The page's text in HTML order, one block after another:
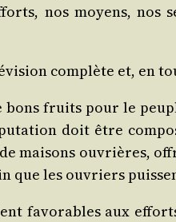
nos moyens,
com­plète et, en
fruits pour le
doit être
mai­sons ouvrières,
que les ouvriers
favo­rables aux